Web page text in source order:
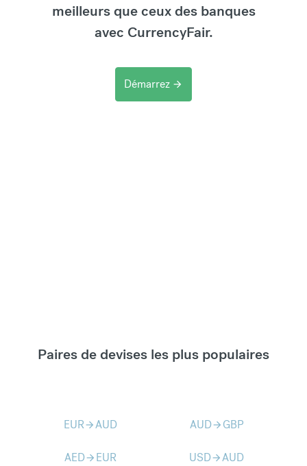
meilleurs que ceux des banques
avec CurrencyFair.
Démarrez arrow_forward
Paires de devises les plus populaires
EURarrow_forwardAUD AUDarrow_forward GBP
AEDarrow_forward EUR USDarrow_forwardAUD